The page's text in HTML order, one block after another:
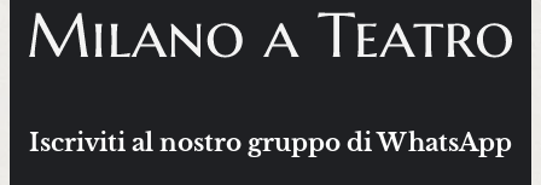
Iscriviti al nostro gruppo di WhatsApp